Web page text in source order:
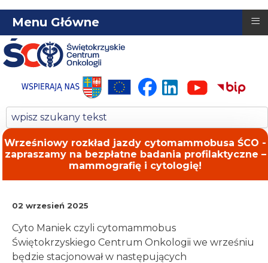
Menu Główne ≡
Wrześniowy rozkład jazdy cytomammobusa ŚCO -
zapraszamy na bezpłatne badania profilaktyczne –
mammografię i cytologię!
02 wrzesień 2025
Cyto Maniek czyli cytomammobus
Świętokrzyskiego Centrum Onkologii we wrześniu
będzie stacjonował w następujących